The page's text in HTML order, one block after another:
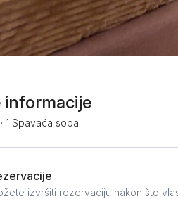
Srbobran
Ruma
Sremski Karlovci
informacije
· 1 Spavaća soba
izvršiti rezervaciju nakon što